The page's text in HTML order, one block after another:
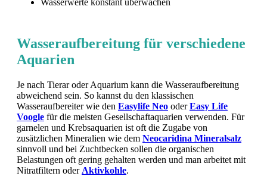
Wasserwerte konstant überwachen
Wasseraufbereitung für verschiedene
Aquarien
Je nach Tierar oder Aquarium kann die Wasseraufbereitung
abweichend sein. So kannst du den klassischen
Wasseraufbereiter wie den Easylife Neo oderEasy Life
Voogle für die meisten Gesellschaftaquarien verwenden. Für
garnelen und Krebsaquarien ist oft die Zugabe von
zusätzlichen Mineralien wie dem Neocaridina Mineralsalz
sinnvoll und bei Zuchtbecken sollen die organischen
Belastungen oft gering gehalten werden und man arbeitet mit
Nitratfiltern oder Aktivkohle.